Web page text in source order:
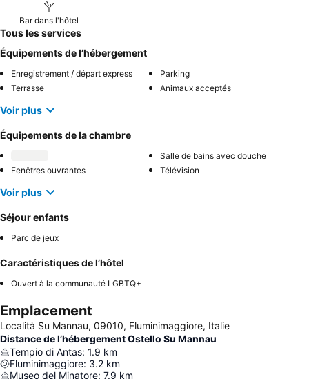
Bar dans l'hôtel
Tous les services
Équipements de l’hébergement
Enregistrement / départ express
Parking
Terrasse
Animaux acceptés
Voir plus
Équipements de la chambre
Salle de bains avec douche
Fenêtres ouvrantes
Télévision
Voir plus
Séjour enfants
Parc de jeux
Caractéristiques de l’hôtel
Ouvert à la communauté LGBTQ+
Emplacement
Località Su Mannau, 09010, Fluminimaggiore, Italie
Distance de l’hébergement Ostello Su Mannau
Tempio di Antas: 1.9 km
Fluminimaggiore: 3.2 km
Museo del Minatore: 7.9 km